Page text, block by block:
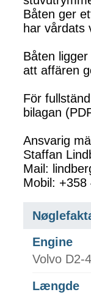
Båten ger
har vårdats
Båten
att affären
För
bilagan
Ansvarig
Staffan
Mail:
Mobil: +358
Engine
Volvo D2-
Længde